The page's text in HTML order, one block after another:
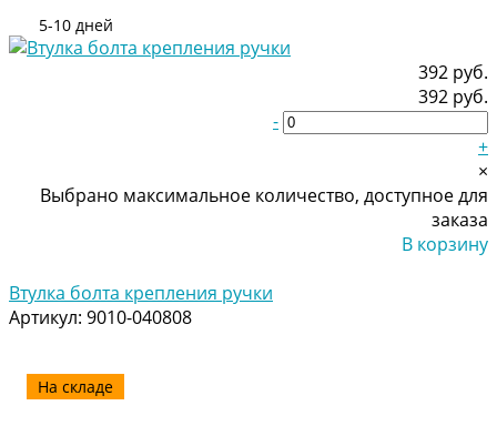
392 руб.
392 руб.
-
+
×
Выбрано максимальное количество, доступное для
заказа
В корзину
Втулка болта крепления ручки
Артикул: 9010-040808
На складе
5-10 дней